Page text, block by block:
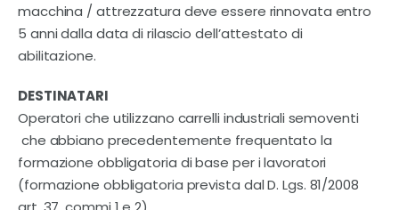
macchina / attrezzatura deve essere rinnovata entro
5 anni dalla data di rilascio dell’attestato di
abilitazione.
DESTINATARI
Operatori che utilizzano carrelli industriali semoventi
che abbiano precedentemente frequentato la
formazione obbligatoria di base per i lavoratori
(formazione obbligatoria prevista dal D. Lgs. 81/2008